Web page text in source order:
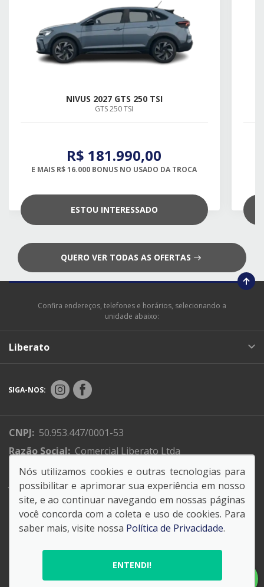
NIVUS 2027 GTS 250 TSI
GTS 250 TSI
R$ 181.990,00
E MAIS R$ 16.000 BONUS NO USADO DA TROCA
ESTOU INTERESSADO
QUERO VER TODAS AS OFERTAS
Confira endereços, telefones e horários, selecionando a
unidade abaixo:
Liberato
SIGA-NOS:
CNPJ: 50.953.447/0001-53
Razão Social: Comercial Liberato Ltda
Endereço Matriz: R. XV de Novembro, 310 - Centro -
Jundiaí -SP
Política de privacidade
Nós utilizamos cookies e outras tecnologias para
possibilitar e aprimorar sua experiência em nosso
site, e ao continuar navegando em nossas páginas
você concorda com a coleta e uso de cookies. Para
saber mais, visite nossa Política de Privacidade.
ENTENDI!